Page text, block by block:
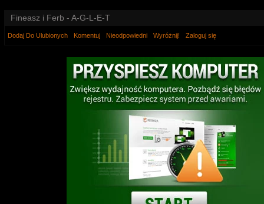
Fineasz i Ferb - A-G-L-E-T
Dodaj Do Ulubionych Komentuj Nieodpowiedni Wyróżnij! Zaloguj się